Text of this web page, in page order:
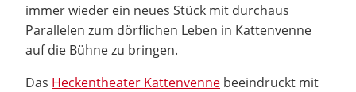
immer wieder ein neues Stück mit durchaus
Parallelen zum dörflichen Leben in Kattenvenne
auf die Bühne zu bringen.
Das Heckentheater Kattenvenne beeindruckt mit